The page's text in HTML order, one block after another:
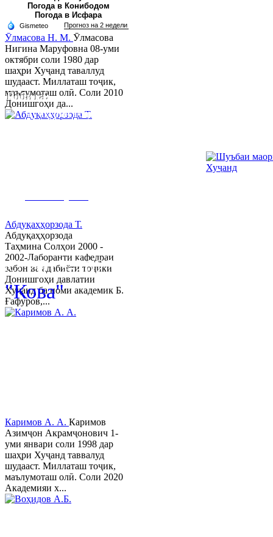
Ӯлмасова Н. М. Ӯлмасова
Нигина Маруфовна 08-уми
октябри соли 1980 дар
шаҳри Хуҷанд таваллуд
шудааст. Миллаташ тоҷик,
маълумоташ олӣ. Соли 2010
Донишгоҳи да...
Абдуқаҳҳорзода Т.
Абдуқаҳҳорзода
Таҳмина Солҳои 2000 -
2002-Лаборанти кафедраи
забон ва адабиёти тоҷики
Донишгоҳи давлатии
Хуҷанд ба номи академик Б.
Ғафуров,...
Каримов А. А. Каримов
Азимҷон Акрамҷонович 1-
уми январи соли 1998 дар
шаҳри Хуҷанд таввалуд
шудааст. Миллаташ тоҷик,
маълумоташ олӣ. Соли 2020
Академияи х...
Погода в Конибодом
Погода в Исфара
Робита:
Ҷумҳурии Тоҷикистон, вилояти Суғд,
© 2013-2023 Таҳиягар ва
"Кова"